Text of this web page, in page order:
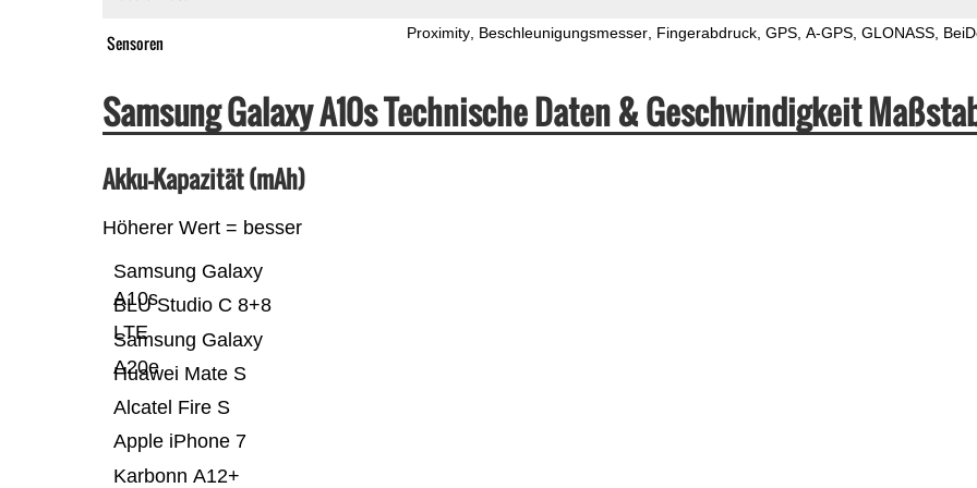
Sensoren Proximity Beschleunigungsmesser Fingerabdruck GPS A-GPS GLONASS
Samsung Galaxy A10s Technische Daten & Geschwindigkeit
Akku-Kapazität (mAh)
Höherer Wert = besser
Karbonn A12+
Apple iPhone 7
Alcatel Fire S
Huawei Mate S
Samsung Galaxy
A20e
BLU Studio C 8+8
LTE
Samsung Galaxy
A10s